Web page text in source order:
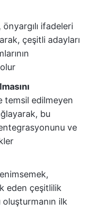
önyargılı ifadeleri
çeşitli adayları
temsil edilmeyen
bu
ve
eden çeşitlilik
ilk